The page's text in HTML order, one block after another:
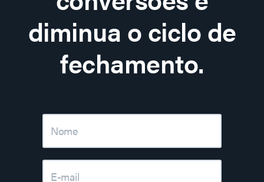
diminua o ciclo de
fechamento.